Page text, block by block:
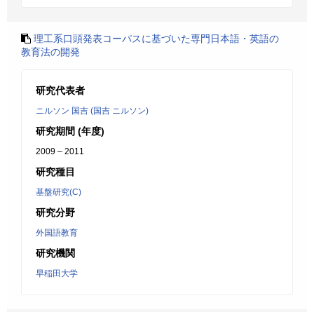
理工系口頭発表コーパスに基づいた専門日本語・英語の
教育法の開発
研究代表者
ニルソン 国吉 (国吉 ニルソン)
研究期間 (年度)
2009 – 2011
研究種目
基盤研究(C)
研究分野
外国語教育
研究機関
早稲田大学